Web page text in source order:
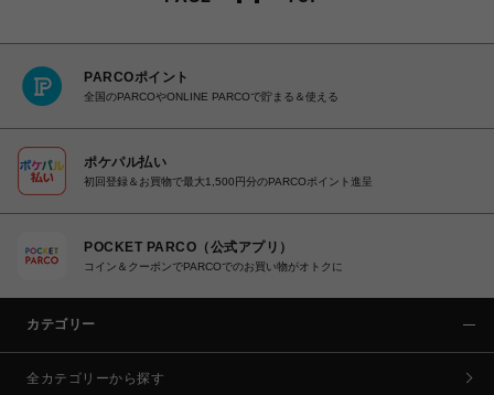
PARCOポイント
全国のPARCOやONLINE PARCOで貯まる＆使える
ポケパル払い
初回登録＆お買物で最大1,500円分のPARCOポイント進呈
POCKET PARCO（公式アプリ）
コイン＆クーポンでPARCOでのお買い物がオトクに
カテゴリー
全カテゴリーから探す